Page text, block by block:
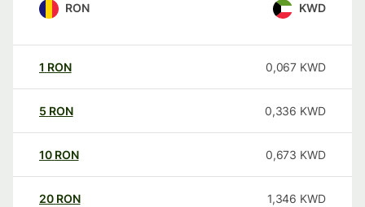
RON KWD
1 RON 0,067 KWD
5 RON 0,336 KWD
10 RON 0,673 KWD
20 RON 1,346 KWD